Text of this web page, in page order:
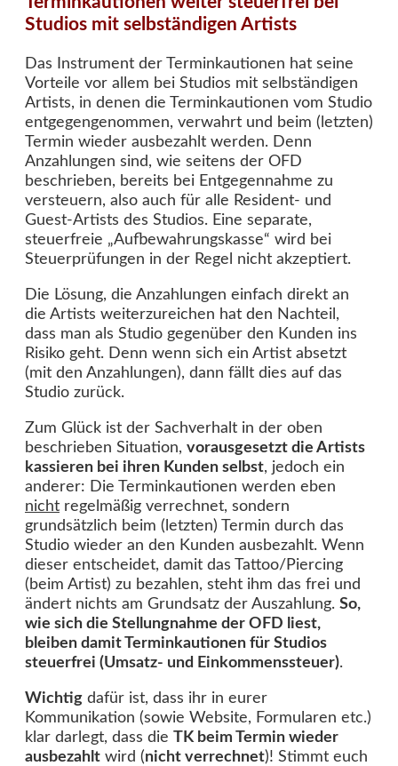
Studios mit selbständigen Artists
Das Instrument der Terminkautionen hat seine
Vorteile vor allem bei Studios mit selbständigen
Artists, in denen die Terminkautionen vom Studio
entgegengenommen, verwahrt und beim (letzten)
Termin wieder ausbezahlt werden. Denn
Anzahlungen sind, wie seitens der OFD
beschrieben, bereits bei Entgegennahme zu
versteuern, also auch für alle Resident- und
Guest-Artists des Studios. Eine separate,
steuerfreie „Aufbewahrungskasse“ wird bei
Steuerprüfungen in der Regel nicht akzeptiert.
Die Lösung, die Anzahlungen einfach direkt an
die Artists weiterzureichen hat den Nachteil,
dass man als Studio gegenüber den Kunden ins
Risiko geht. Denn wenn sich ein Artist absetzt
(mit den Anzahlungen), dann fällt dies auf das
Studio zurück.
Zum Glück ist der Sachverhalt in der oben
beschrieben Situation, vorausgesetzt die Artists
kassieren bei ihren Kunden selbst, jedoch ein
anderer: Die Terminkautionen werden eben
nicht regelmäßig verrechnet, sondern
grundsätzlich beim (letzten) Termin durch das
Studio wieder an den Kunden ausbezahlt. Wenn
dieser entscheidet, damit das Tattoo/Piercing
(beim Artist) zu bezahlen, steht ihm das frei und
ändert nichts am Grundsatz der Auszahlung. So,
wie sich die Stellungnahme der OFD liest,
bleiben damit Terminkautionen für Studios
steuerfrei (Umsatz- und Einkommenssteuer).
Wichtig dafür ist, dass ihr in eurer
Kommunikation (sowie Website, Formularen etc.)
klar darlegt, dass die TK beim Termin wieder
ausbezahlt wird (nicht verrechnet)! Stimmt euch